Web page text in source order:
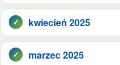
kwiecień 2025
marzec 2025